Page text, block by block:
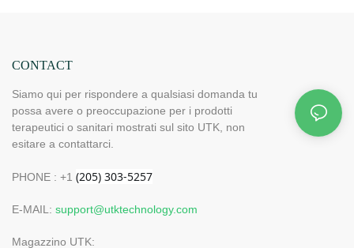
CONTACT
Siamo qui per rispondere a qualsiasi domanda tu
possa avere o preoccupazione per i prodotti
terapeutici o sanitari mostrati sul sito UTK, non
esitare a contattarci.
PHONE : +1
E-MAIL: support@utktechnology.com
Magazzino UTK: